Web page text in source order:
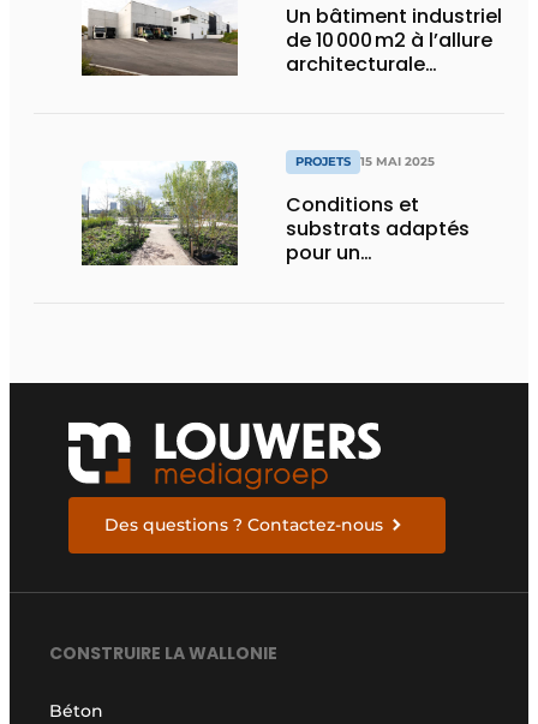
Un bâtiment industriel
de 10 000 m2 à l’allure
architecturale
PROJETS 15 MAI 2025
Conditions et
substrats adaptés
pour un
Des questions ? Contactez-nous
CONSTRUIRE LA WALLONIE
Béton